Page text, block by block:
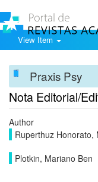
View Item
Praxis Psy
Nota Editorial/
Author
Ruperthuz Honorato,
Plotkin, Mariano Ben